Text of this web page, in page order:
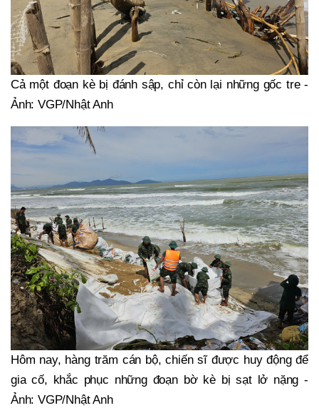
Cả một đoạn kè bị đánh sập, chỉ còn lại những gốc tre -
Ảnh: VGP/Nhật Anh
Hôm nay, hàng trăm cán bộ, chiến sĩ được huy động để
gia cố, khắc phục những đoạn bờ kè bị sạt lở nặng -
Ảnh: VGP/Nhật Anh